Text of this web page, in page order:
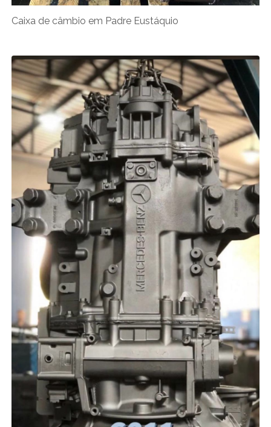
Caixa de câmbio em Padre Eustáquio